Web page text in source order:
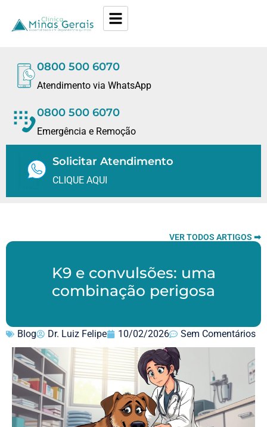
0800 500 6070
Atendimento via WhatsApp
0800 500 6070
Emergência e Remoção
Solicitar Atendimento
CLIQUE AQUI
VER TODOS ARTIGOS ➡
K9 e convulsões: uma
combinação perigosa
Blog Dr. Luiz Felipe 10/02/2026 Sem Comentários